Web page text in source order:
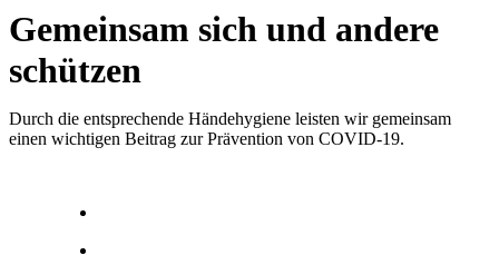
Gemeinsam sich und andere
schützen
Durch die entsprechende Händehygiene leisten wir gemeinsam
einen wichtigen Beitrag zur Prävention von COVID-19.